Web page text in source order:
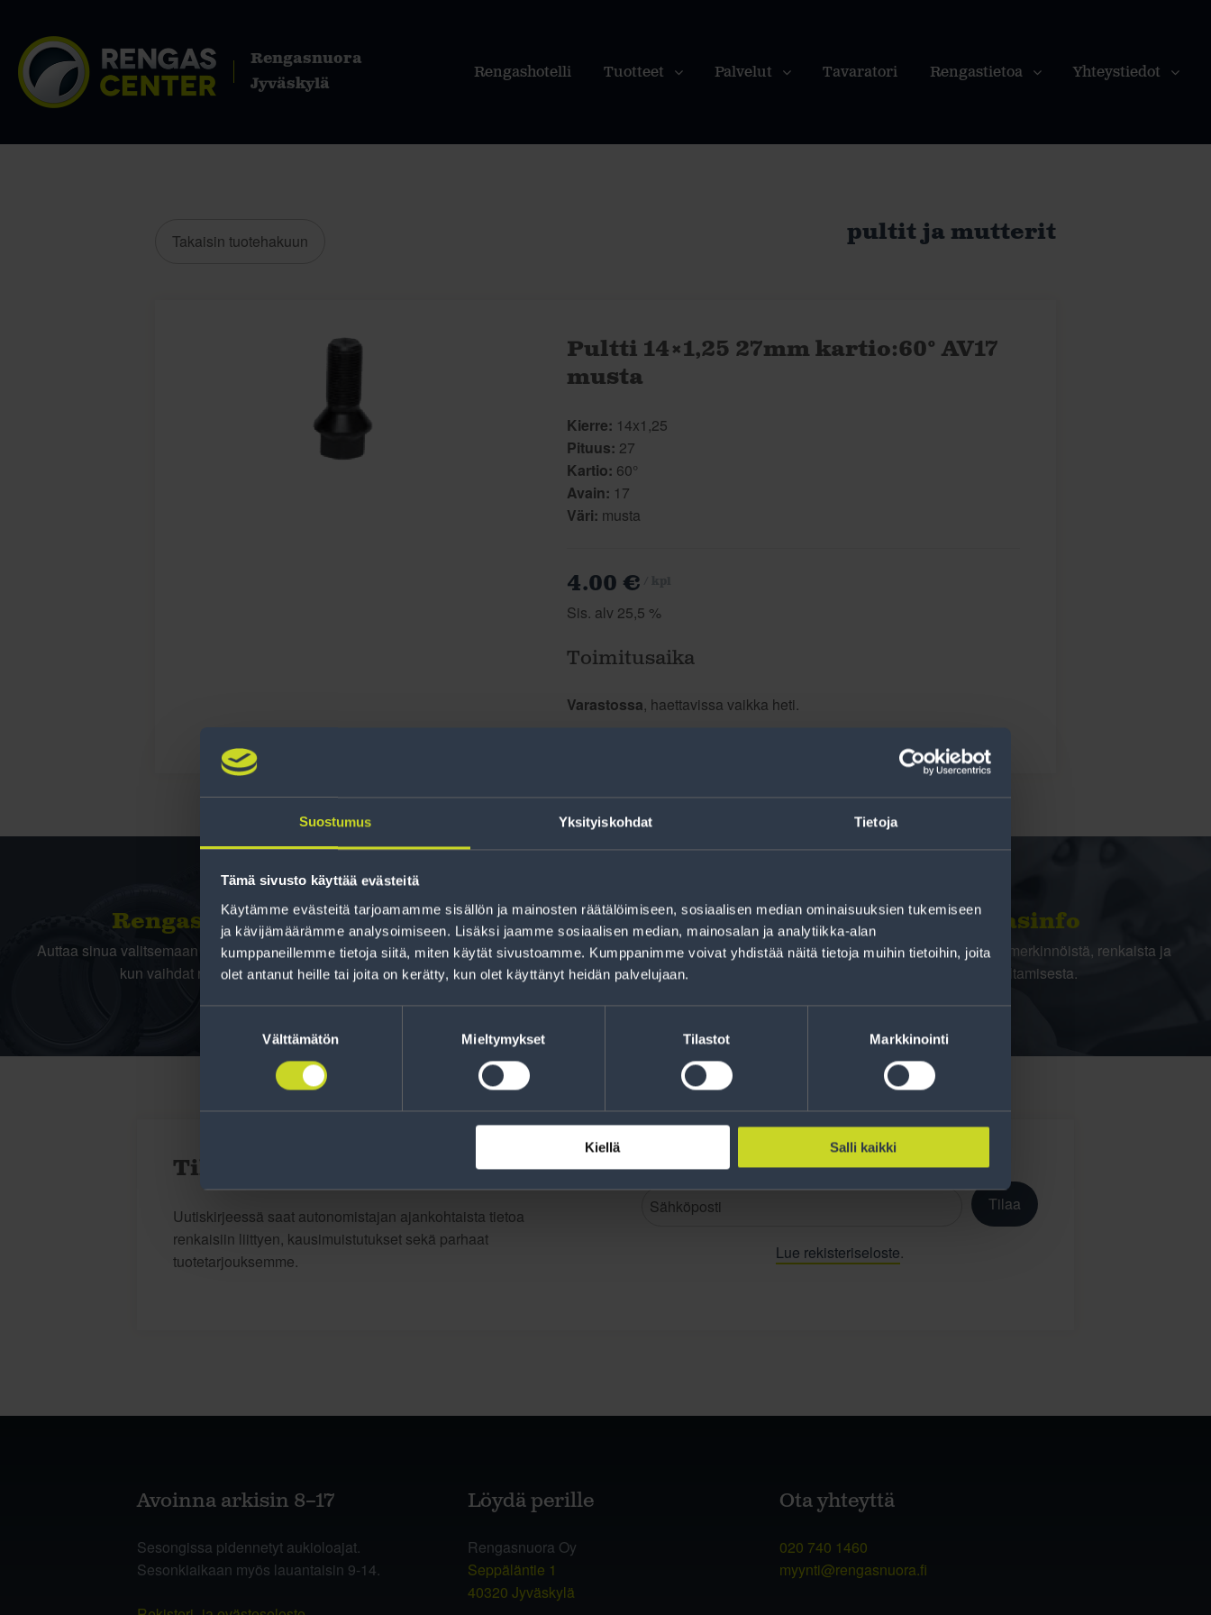
Suostumus Yksityiskohdat Tietoja
Tämä sivusto käyttää evästeitä
Käytämme evästeitä tarjoamamme sisällön ja mainosten räätälöimiseen, sosiaalisen median ominaisuuksien tukemiseen
ja kävijämäärämme analysoimiseen. Lisäksi jaamme sosiaalisen median, mainosalan ja analytiikka-alan
kumppaneillemme tietoja siitä, miten käytät sivustoamme. Kumppanimme voivat yhdistää näitä tietoja muihin tietoihin, joita
olet antanut heille tai joita on kerätty, kun olet käyttänyt heidän palvelujaan.
Välttämätön Mieltymykset Tilastot Markkinointi
Kiellä Salli kaikki
Rengasnuora
Jyväskylä
Rengashotelli Tuotteet Palvelut Tavaratori Rengastietoa Yhteystiedot
Takaisin tuotehakuun pultit ja mutterit
Pultti 14×1,25 27mm kartio:60° AV17
musta
Kierre: 14x1,25
Pituus: 27
Kartio: 60°
Avain: 17
Väri: musta
4.00 €
Sis. alv 25,5 %
Toimitusaika
Varastossa, haettavissa vaikka heti.
Rengas­laskuri
Auttaa sinua valitsemaan oikean kokoisen renkaan,
kun vaihdat rengaskokoa.
Rahoitus
Tee ostoksesi RengasCenter-tilillä. Saat
maksuaikaa renkaillesi.
Rengasinfo
Tavallisen ihmisen tietoa merkinnöistä, renkaista ja
niiden huoltamisesta.
Tilaa uutiskirje
Uutiskirjeessä saat autonomistajan ajankohtaista tietoa
renkaisiin liittyen, kausimuistutukset sekä parhaat
tuotetarjouksemme.
Tilaa
Lue rekisteriseloste.
Avoinna arkisin 8–17
Sesongissa pidennetyt aukioloajat.
Sesonkiaikaan myös lauantaisin 9-14.
Löydä perille
Rengasnuora Oy
Seppäläntie 1
40320 Jyväskylä
Ota yhteyttä
020 740 1460
myynti@rengasnuora.fi